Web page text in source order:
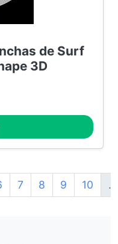
de Surf
3D
7 8 9 10 ...